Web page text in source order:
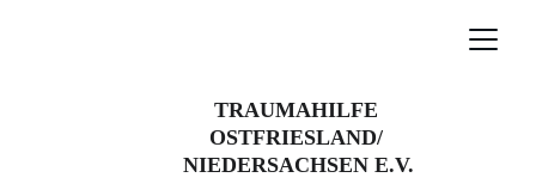
TRAUMAHILFE
OSTFRIESLAND/
NIEDERSACHSEN E.V.